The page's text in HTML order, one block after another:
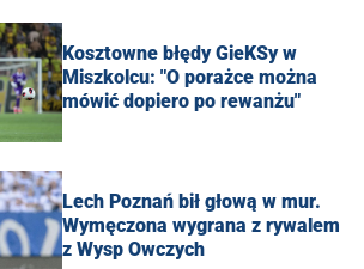
Kosztowne błędy GieKSy w
Miszkolcu: "O porażce można
mówić dopiero po rewanżu"
Lech Poznań bił głową w mur.
Wymęczona wygrana z rywalem
z Wysp Owczych